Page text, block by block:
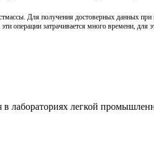
Для получения достоверных данных
операции затрачивается много времени,
лабораториях легкой